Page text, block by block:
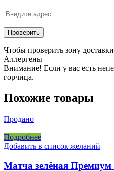
Проверить
Чтобы проверить зону
Аллергены
Внимание! Если у вас есть
горчица.
Похожие товары
Продано
Подробнее
Добавить в список желаний
Матча зелёная Премиум